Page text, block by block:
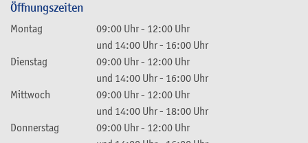
Öffnungszeiten
Montag 09:00 Uhr- 12:00 Uhr
und 14:00 Uhr- 16:00 Uhr
Dienstag
09:00 Uhr- 12:00 Uhr
und 14:00 Uhr- 16:00 Uhr
Mittwoch
09:00 Uhr- 12:00 Uhr
und 14:00 Uhr- 18:00 Uhr
Donnerstag
09:00 Uhr- 12:00 Uhr